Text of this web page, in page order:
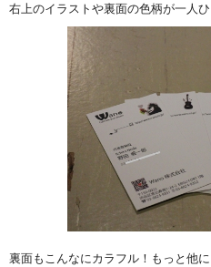
右上のイラストや裏面の色柄が一人ひ
裏面もこんなにカラフル！もっと他